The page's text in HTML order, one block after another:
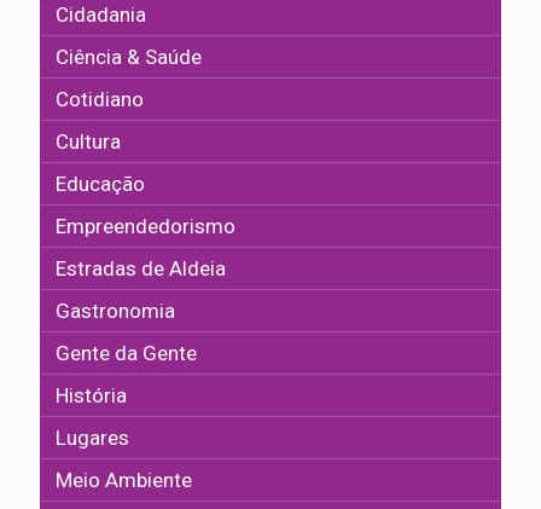
Cidadania
Ciência & Saúde
Cotidiano
Cultura
Educação
Empreendedorismo
Estradas de Aldeia
Gastronomia
Gente da Gente
História
Lugares
Meio Ambiente